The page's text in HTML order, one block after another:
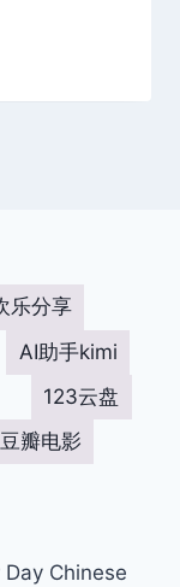
乐分享
AI助手kimi
123云盘
豆瓣电影
Chinese